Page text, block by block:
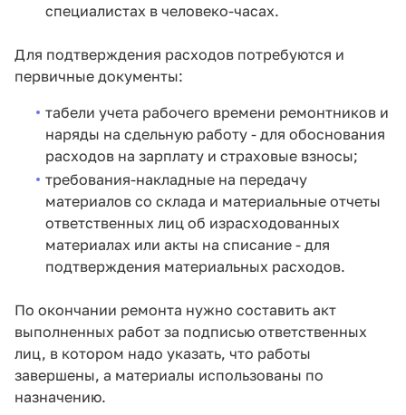
специалистах в человеко-часах.
Для подтверждения расходов потребуются и
первичные документы:
табели учета рабочего времени ремонтников и
наряды на сдельную работу - для обоснования
расходов на зарплату и страховые взносы;
требования-накладные на передачу
материалов со склада и материальные отчеты
ответственных лиц об израсходованных
материалах или акты на списание - для
подтверждения материальных расходов.
По окончании ремонта нужно составить акт
выполненных работ за подписью ответственных
лиц, в котором надо указать, что работы
завершены, а материалы использованы по
назначению.